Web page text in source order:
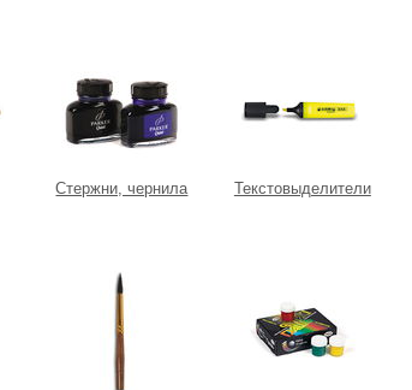
Стержни, чернила Текстовыделители